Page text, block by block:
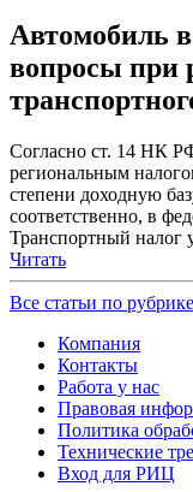
Автомобиль
вопросы при
Согласно ст. 14 НК
региональным
степени доходную
соответственно, в
Транспортный налог
Читать
Все статьи по
Компания
Контакты
Работа у нас
Правовая
Политика
Технические
Вход для РИЦ